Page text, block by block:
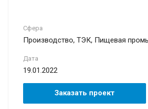
Сфера
Производство, ТЭК, Пищевая
Дата
19.01.2022
Заказать проект